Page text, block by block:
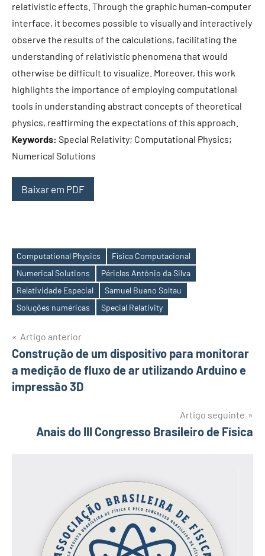
relativistic effects. Through the graphic human-computer
interface, it becomes possible to visually and interactively
observe the results of the calculations, facilitating the
understanding of relativistic phenomena that would
otherwise be difficult to visualize. Moreover, this work
highlights the importance of employing computational
tools in understanding abstract concepts of theoretical
physics, reaffirming the expectations of this approach.
Keywords: Special Relativity; Computational Physics;
Numerical Solutions
Baixar em PDF
Etiquetas
Computational Physics
Física Computacional
Numerical Solutions
Péricles Antônio da Silva
Relatividade Especial
Samuel Bueno Soltau
Soluções numéricas
Special Relativity
Navegação
de
Artigo anterior
Construção de um dispositivo para monitorar
a medição de fluxo de ar utilizando Arduino e
impressão 3D
Artigo seguinte
Anais do III Congresso Brasileiro de Física